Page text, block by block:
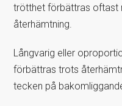
trötthet förbättras oftast
återhämtning.
Långvarig eller
förbättras trots
tecken på